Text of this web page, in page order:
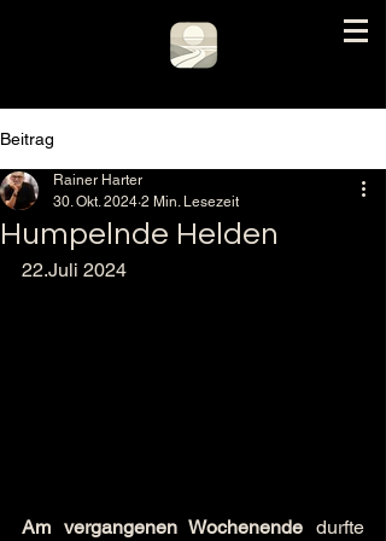
Beitrag
Humpelnde Helden
Rainer Harter
30. Okt. 2024 2 Min. Lesezeit
22.Juli 2024
Am vergangenen Wochenende durfte